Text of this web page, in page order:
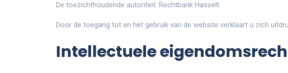
De toezichthoudende autoriteit: Rechtbank Hasselt
Door de toegang tot en het gebruik van de website verklaart u zich
Intellectuele